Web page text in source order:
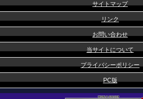
サイトマップ
リンク
お問い合わせ
当サイトについて
プライバシーポリシー
PC版